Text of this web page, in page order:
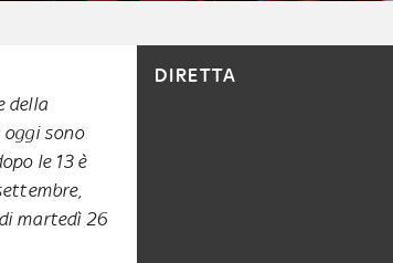
della
oggi sono
le 13 è
martedì 26
DIRETTA